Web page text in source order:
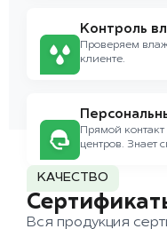
Контроль
Проверяем
клиенте.
Прямой
центров. Знает
КАЧЕСТВО
Вся продукция